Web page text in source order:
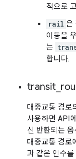
적으로
rail 은
이동을
는
합니다.
transit
대중교통 경로
사용하면 API
신 반환되는
대중교통 경로
과 같은 인수를